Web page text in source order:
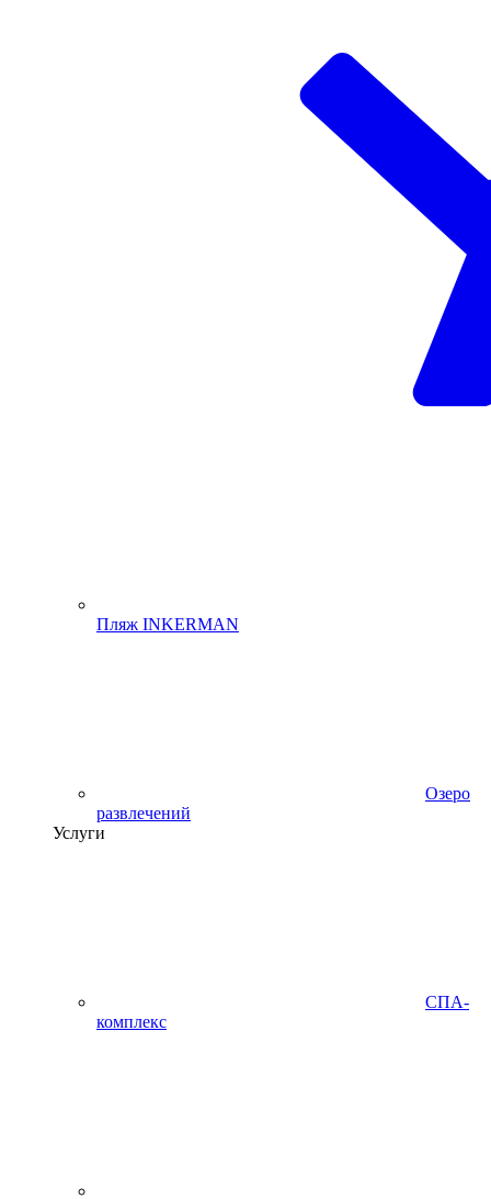
Пляж INKERMAN
Озеро
развлечений
Услуги
СПА-
комплекс